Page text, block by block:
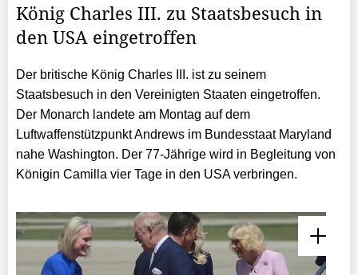
König Charles III. zu Staatsbesuch in
den USA eingetroffen
Der britische König Charles III. ist zu seinem
Staatsbesuch in den Vereinigten Staaten eingetroffen.
Der Monarch landete am Montag auf dem
Luftwaffenstützpunkt Andrews im Bundesstaat Maryland
nahe Washington. Der 77-Jährige wird in Begleitung von
Königin Camilla vier Tage in den USA verbringen.